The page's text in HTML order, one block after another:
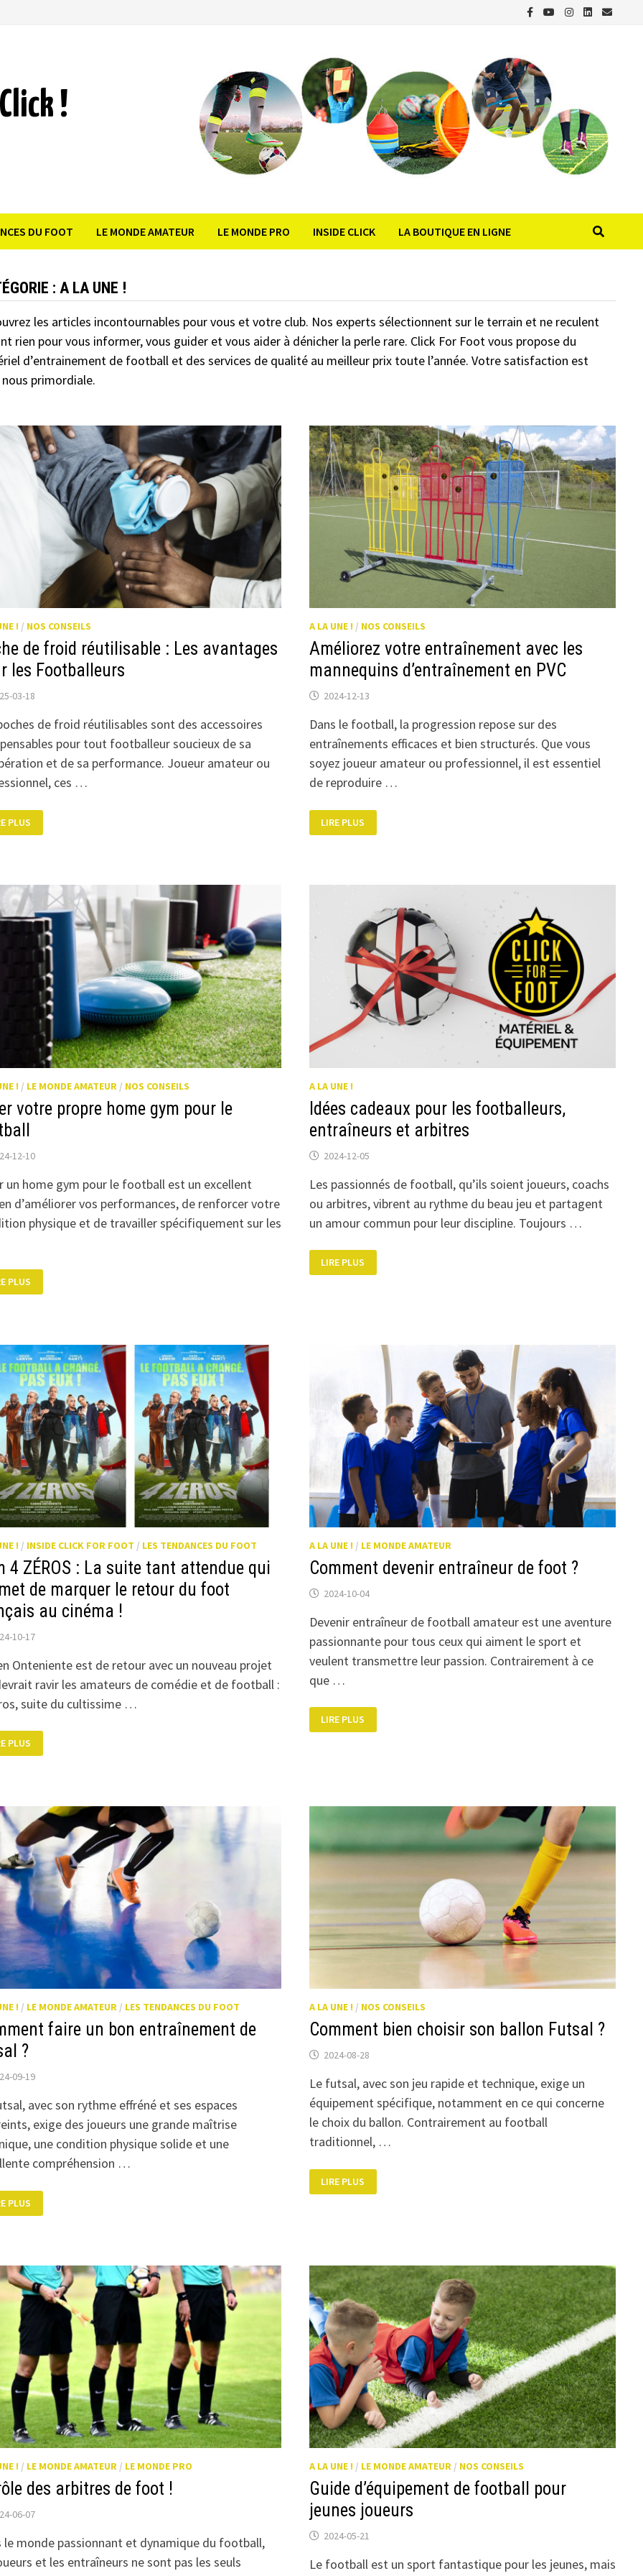
!
DU FOOT LE MONDE AMATEUR LE MONDE PRO INSIDE CLICK LA BOUTIQUE EN LIGNE
:A LA UNE !
les articles incontournables pour vous et votre club. Nos experts sélectionnent sur le terrain et ne reculent
rien pour vous informer, vous guider et vous aider à dénicher la perle rare. Click For Footvous propose du
d’entrainement de football et des services de qualité au meilleur prix toute l’année. Votre satisfaction est
primordiale.
! / NOS CONSEILS
de froid réutilisable : Les avantages
les Footballeurs
03-18
de froid réutilisables sont des accessoires
pour tout footballeur soucieux de sa
et de sa performance. Joueur amateur ou
ces …
PLUS
A LA UNE ! / NOS CONSEILS
Améliorez votre entraînement avec les
mannequins d’entraînement en PVC
2024-12-13
Dans le football, la progression repose sur des
entraînements efficaces et bien structurés. Que vous
soyez joueur amateur ou professionnel, il est essentiel
de reproduire …
VOTRE
ENTRAÎNEMENT
EN
LIRE PLUS
! / LE MONDE AMATEUR / NOS CONSEILS
votre propre home gym pour le
12-10
un home gym pour le football est un excellent
d’améliorer vos performances, de renforcer votre
physique et de travailler spécifiquement sur les
PLUS
A LA UNE !
Idées cadeaux pour les footballeurs,
entraîneurs et arbitres
2024-12-05
Les passionnés de football, qu’ils soient joueurs, coachs
ou arbitres, vibrent au rythme du beau jeu et partagent
un amour commun pour leur discipline. Toujours …
CADEAUX
POUR
LIRE PLUS
! / INSIDE CLICK FOR FOOT / LES TENDANCES DU FOOT
4 ZÉROS : La suite tant attendue qui
de marquer le retour du foot
au cinéma !
10-17
Onteniente est de retour avec un nouveau projet
ravir les amateurs de comédie et de football :
suite du cultissime …
PLUS
A LA UNE ! / LE MONDE AMATEUR
Comment devenir entraîneur de foot ?
2024-10-04
Devenir entraîneur de football amateur est une aventure
passionnante pour tous ceux qui aiment le sport et
veulent transmettre leur passion. Contrairement à ce
que …
COMMENT
DEVENIR
ENTRAÎNEUR
LIRE PLUS
! / LE MONDE AMATEUR / LES TENDANCES DU FOOT
faire un bon entraînement de
?
09-19
avec son rythme effréné et ses espaces
exige des joueurs une grande maîtrise
une condition physique solide et une
compréhension …
PLUS
A LA UNE ! / NOS CONSEILS
Comment bien choisir son ballon Futsal ?
2024-08-28
Le futsal, avec son jeu rapide et technique, exige un
équipement spécifique, notamment en ce qui concerne
le choix du ballon. Contrairement au football
traditionnel, …
BIEN
CHOISIR
LIRE PLUS
! / LE MONDE AMATEUR / LE MONDE PRO
des arbitres de foot !
06-07
le monde passionnant et dynamique du football,
et les entraîneurs ne sont pas les seuls
A LA UNE ! / LE MONDE AMATEUR/ NOS CONSEILS
Guide d’équipement de football pour
jeunes joueurs
2024-05-21
Le football est un sport fantastique pour les jeunes, mais